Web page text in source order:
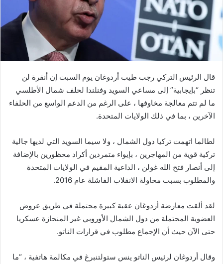
ا
إ
ل
ك
ت
و
ن
ي
قال الرئيس التركي رجب طيب أردوغان يوم السبت إن أنقرة لن
تنظر “بإيجابية” إلى مساعي السويد وفنلندا لحلف شمال الأطلسي
ما لم تتم معالجة مخاوفها ، على الرغم من الدعم الواسع من الحلفاء
الآخرين ، بما في ذلك الولايات المتحدة.
لطالما اتهمت تركيا دول الشمال ، ولا سيما السويد التي لديها جالية
تركية قوية من المهاجرين ، بإيواء متمردين أكراد محظورين بالإضافة
إلى أنصار فتح الله غولن ، الداعية المقيم في الولايات المتحدة
والمطلوب بسبب محاولة الانقلاب الفاشلة عام 2016.
ن
ه
ا
ة
لقد ألقت معارضة أردوغان عقبة كبيرة محتملة في طريق عروض
العضوية المحتملة من دول الشمال الأوروبي غير المنحازة عسكريا
حتى الآن حيث أن الإجماع مطلوب في قرارات الناتو.
وقال أردوغان لرئيس الناتو ينس ستولتنبرغ في مكالمة هاتفية ، “ما